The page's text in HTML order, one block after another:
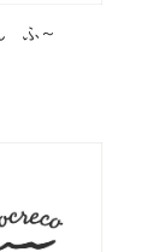
ふ～